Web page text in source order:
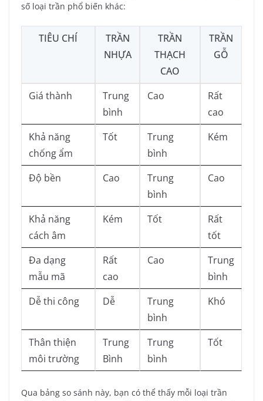
số loại trần phổ biến khác:
TIÊU CHÍ
TRẦN
NHỰA
TRẦN
THẠCH
CAO
TRẦN
GỖ
Giá thành
Trung
bình
Cao
Rất
cao
Khả năng
chống ẩm
Tốt
Trung
bình
Kém
Độ bền Cao
Trung
bình
Cao
Khả năng
cách âm
Kém Tốt
Rất
tốt
Đa dạng
mẫu mã
Rất
cao
Cao
Trung
bình
Dễ thi công
Dễ
Trung
bình
Khó
Thân thiện
môi trường
Trung
Bình
Trung
bình
Tốt
Qua bảng so sánh này, bạn có thể thấy mỗi loại trần